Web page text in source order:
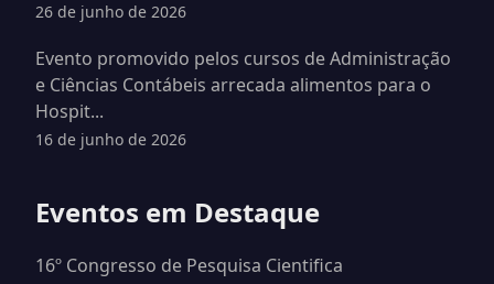
26 de junho de 2026
Evento promovido pelos cursos de Administração
e Ciências Contábeis arrecada alimentos para o
Hospit...
16 de junho de 2026
Eventos em Destaque
16º Congresso de Pesquisa Cientifica